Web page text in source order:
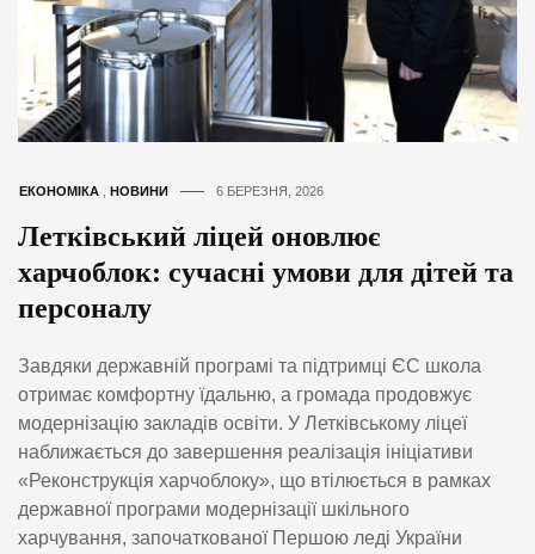
ЕКОНОМІКА НОВИНИ 6 БЕРЕЗНЯ, 2026
Летківський ліцей оновлює
харчоблок: сучасні умови для дітей та
персоналу
Завдяки державній програмі та підтримці ЄС школа
отримає комфортну їдальню, а громада продовжує
модернізацію закладів освіти. У Летківському ліцеї
наближається до завершення реалізація ініціативи
«Реконструкція харчоблоку», що втілюється в рамках
державної програми модернізації шкільного
харчування, започаткованої Першою леді України